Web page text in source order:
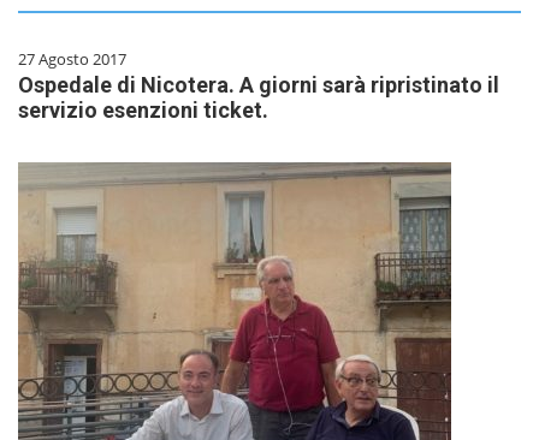
27 Agosto 2017
Ospedale di Nicotera. A giorni sarà ripristinato il
servizio esenzioni ticket.